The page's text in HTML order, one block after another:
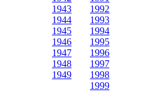
1943
1944
1945
1946
1947
1948
1949
1992
1993
1994
1995
1996
1997
1998
1999